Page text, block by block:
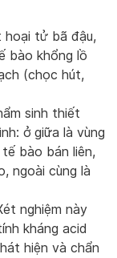
hoại tử bã đậu,
bào khổng lồ
(chọc hút,
sinh thiết
ở giữa là vùng
bào bán liên,
ngoài cùng là
nghiệm này
kháng acid
hiện và chẩn